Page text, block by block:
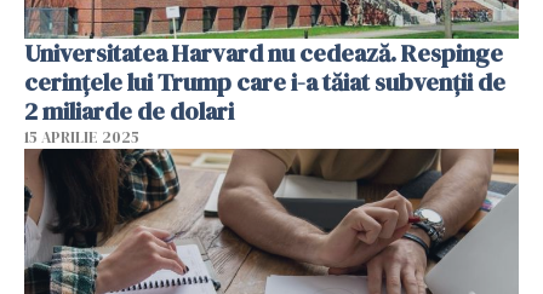
Universitatea Harvard nu cedează. Respinge
cerinţele lui Trump care i-a tăiat subvenţii de
2 miliarde de dolari
15 APRILIE 2025